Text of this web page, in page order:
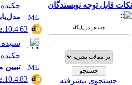
نکات قابل توجه نویسندگان
جستجو در پایگاه
جستجوی پیشرفته
چکیده
چکیده